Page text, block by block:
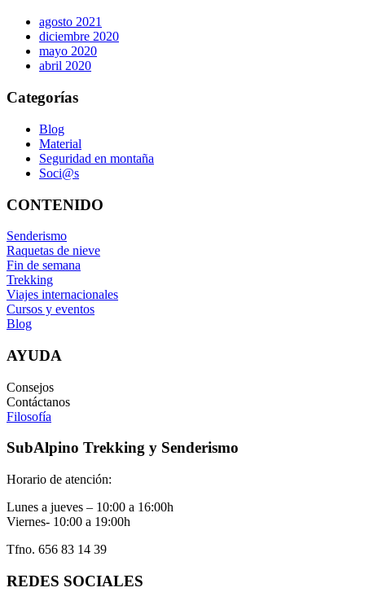
agosto 2021
diciembre 2020
mayo 2020
abril 2020
Categorías
Blog
Material
Seguridad en montaña
Soci@s
CONTENIDO
Senderismo
Raquetas de nieve
Fin de semana
Trekking
Viajes internacionales
Cursos y eventos
Blog
AYUDA
Consejos
Contáctanos
Filosofía
SubAlpino Trekking y Senderismo
Horario de atención:
Lunes a jueves – 10:00 a 16:00h
Viernes- 10:00 a 19:00h
Tfno. 656 83 14 39
REDES SOCIALES